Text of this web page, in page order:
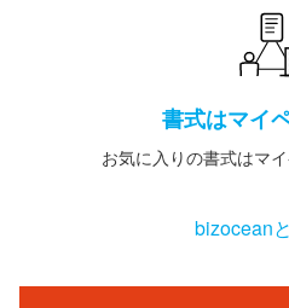
書式はマイ
お気に入りの書式はマ
bizocean